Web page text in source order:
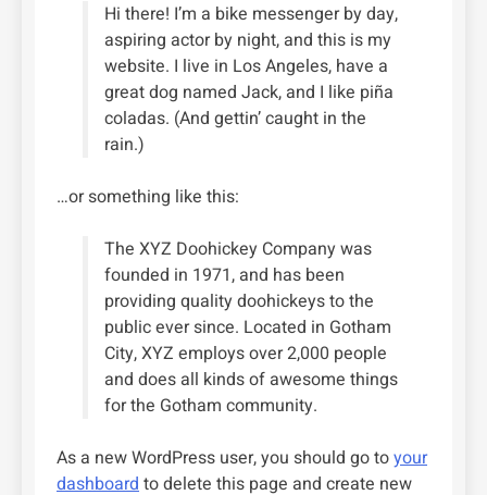
Hi there! I’m a bike messenger by day,
aspiring actor by night, and this is my
website. I live in Los Angeles, have a
great dog named Jack, and I like piña
coladas. (And gettin’ caught in the
rain.)
…or something like this:
The XYZ Doohickey Company was
founded in 1971, and has been
providing quality doohickeys to the
public ever since. Located in Gotham
City, XYZ employs over 2,000 people
and does all kinds of awesome things
for the Gotham community.
As a new WordPress user, you should go toyour
dashboardto delete this page and create new